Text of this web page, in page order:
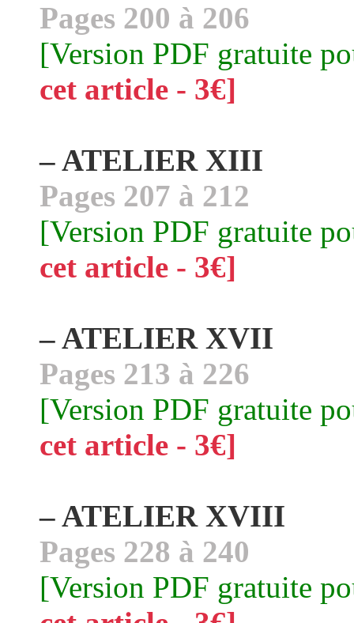
Pages 200 à 206
[Version PDF gratuite
cet article - 3€]
– ATELIER XIII
Pages 207 à 212
[Version PDF gratuite
cet article - 3€]
– ATELIER XVII
Pages 213 à 226
[Version PDF gratuite
cet article - 3€]
– ATELIER XVIII
Pages 228 à 240
[Version PDF gratuite